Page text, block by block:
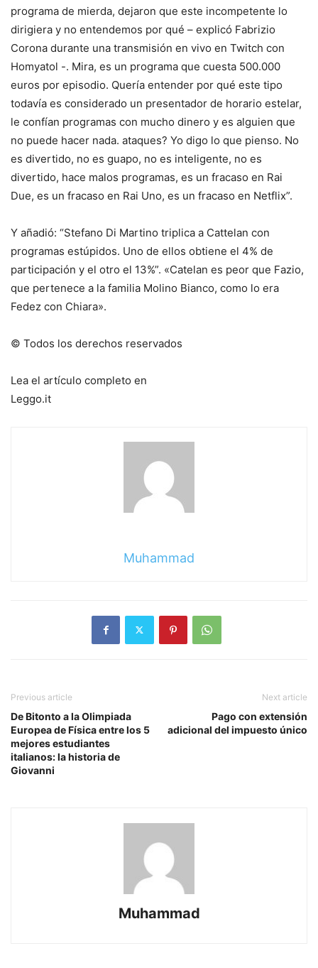
programa de mierda, dejaron que este incompetente lo
dirigiera y no entendemos por qué – explicó Fabrizio
Corona durante una transmisión en vivo en Twitch con
Homyatol -. Mira, es un programa que cuesta 500.000
euros por episodio. Quería entender por qué este tipo
todavía es considerado un presentador de horario estelar,
le confían programas con mucho dinero y es alguien que
no puede hacer nada. ataques? Yo digo lo que pienso. No
es divertido, no es guapo, no es inteligente, no es
divertido, hace malos programas, es un fracaso en Rai
Due, es un fracaso en Rai Uno, es un fracaso en Netflix”.
Y añadió: “Stefano Di Martino triplica a Cattelan con
programas estúpidos. Uno de ellos obtiene el 4% de
participación y el otro el 13%”. «Catelan es peor que Fazio,
que pertenece a la familia Molino Bianco, como lo era
Fedez con Chiara».
© Todos los derechos reservados
Lea el artículo completo en
Leggo.it
Muhammad
Previous article
De Bitonto a la Olimpiada
Europea de Física entre los 5
mejores estudiantes
italianos: la historia de
Giovanni
Next article
Pago con extensión
adicional del impuesto único
Muhammad